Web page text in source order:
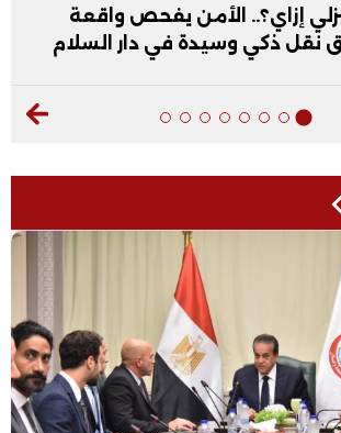
إزاي؟.. الأمن يفحص واقعة
نقل ذكي وسيدة في دار السلام